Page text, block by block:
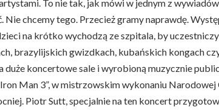
To nie tak, jak mówi w jednym z
chcemy tego. Przecież gramy naprawdę.
na krótko wychodzą ze szpitala, by
brazylijskich gwizdkach, kubańskich kongach
koncertowe sale i wyrobioną muzycznie
Man 3”, w mistrzowskim wykonaniu
Piotr Sutt, specjalnie na ten koncert